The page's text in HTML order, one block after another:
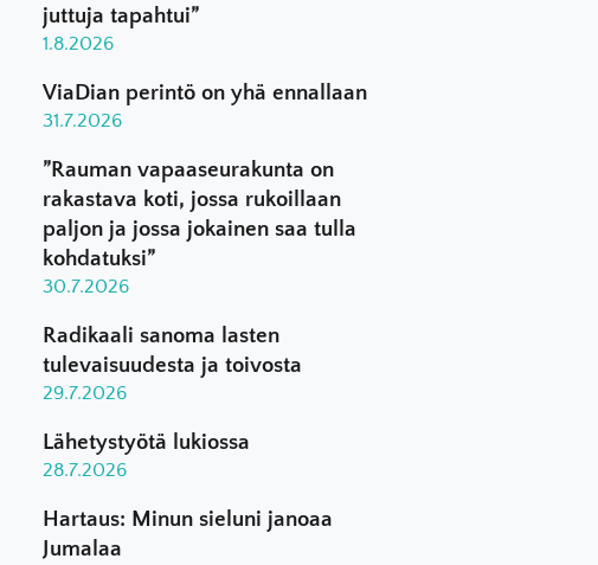
juttuja tapahtui”
1.8.2026
ViaDian perintö on yhä ennallaan
31.7.2026
”Rauman vapaaseurakunta on
rakastava koti, jossa rukoillaan
paljon ja jossa jokainen saa tulla
kohdatuksi”
30.7.2026
Radikaali sanoma lasten
tulevaisuudesta ja toivosta
29.7.2026
Lähetystyötä lukiossa
28.7.2026
Hartaus: Minun sieluni janoaa
Jumalaa